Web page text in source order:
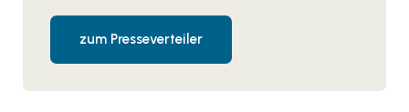
zum Presseverteiler